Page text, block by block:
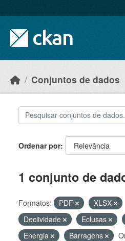
Conjuntos de dados
Ordenar por
1 conjunto de
Formatos: PDF XLSX
Declividade
Eclusas
Energia
Barragens